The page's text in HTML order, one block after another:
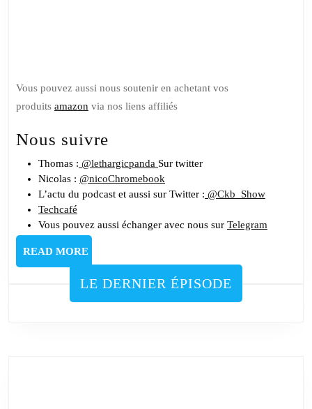
Vous pouvez aussi nous soutenir en achetant vos
produits amazon via nos liens affiliés
Nous suivre
Thomas : @lethargicpanda Sur twitter
Nicolas : @nicoChromebook
L’actu du podcast et aussi sur Twitter : @Ckb_Show
Techcafé
Vous pouvez aussi échanger avec nous sur Telegram
READ MOREREAD
MORE
LE DERNIER ÉPISODE